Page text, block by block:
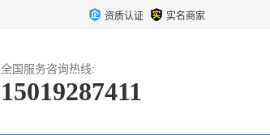
资质认证 实名商家
全国服务咨询热线:
15019287411